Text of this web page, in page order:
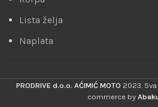
Lista želja
Naplata
PRODRIVE d.o.o. AĆIMIĆ MOTO 2023.
commerce by